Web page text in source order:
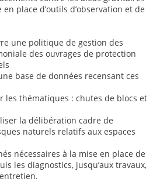
place d’outils d’observation et de
une politique de gestion des
des ouvrages de protection
base de données recensant ces
les thématiques : chutes de blocs et
la délibération cadre de
naturels relatifs aux espaces
nécessaires à la mise en place de
les diagnostics, jusqu’aux travaux,